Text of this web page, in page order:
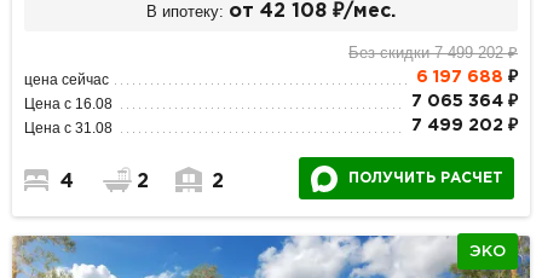
В ипотеку: от 42 108 ₽/мес.
Без скидки 7 499 202 ₽
цена сейчас 6 197 688 ₽
Цена с 16.08 7 065 364 ₽
Цена с 31.08 7 499 202 ₽
4 2 2 ПОЛУЧИТЬ РАСЧЕТ
ЭКО